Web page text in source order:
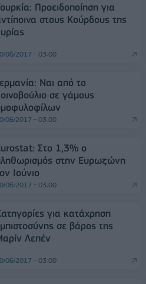
Προειδοποίηση για
στους Κούρδους της
06/2017 - 03:00
Ναι από το
σε γάμους
06/2017 - 03:00
Στο 1,3% ο
στην Ευρωζώνη
Ιούνιο
06/2017 - 03:00
για κατάχρηση
σε βάρος της
Λεπέν
06/2017 - 03:00